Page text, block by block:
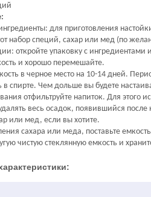
для приготовления
набор специй, сахар или мед (по
откройте упаковку с ингредиентами
и хорошо перемешайте.
в черное место на 10-14 дней.
в спирте. Чем дольше вы будете
отфильтруйте напиток. Для
весь осадок, появившийся
или мед, если вы хотите.
сахара или меда, поставьте
чистую стеклянную емкость и